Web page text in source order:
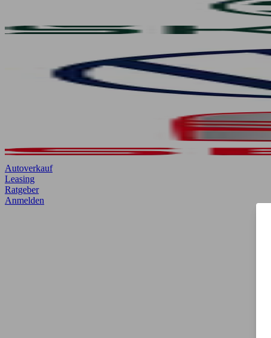
Autoverkauf
Leasing
Ratgeber
Anmelden